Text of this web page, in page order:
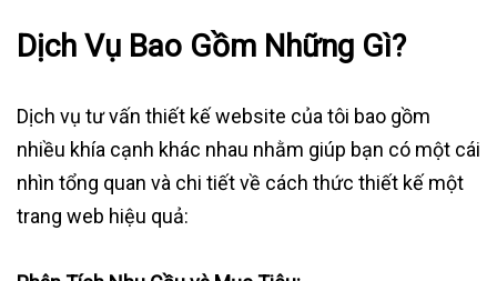
Dịch Vụ Bao Gồm Những Gì?
Dịch vụ tư vấn thiết kế website của tôi bao gồm
nhiều khía cạnh khác nhau nhằm giúp bạn có một cái
nhìn tổng quan và chi tiết về cách thức thiết kế một
trang web hiệu quả: